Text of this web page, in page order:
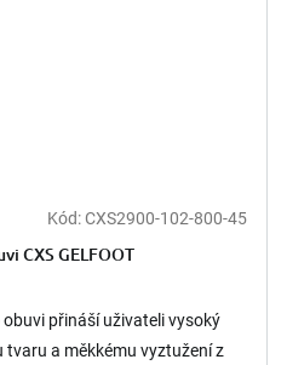
Kód:CXS2900-102-800-45
CXS GELFOOT
přináší uživateli vysoký
a měkkému vyztužení z